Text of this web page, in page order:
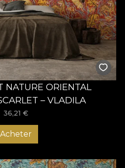
NATURE ORIENTAL
– VLADILA
36,21 €
Acheter